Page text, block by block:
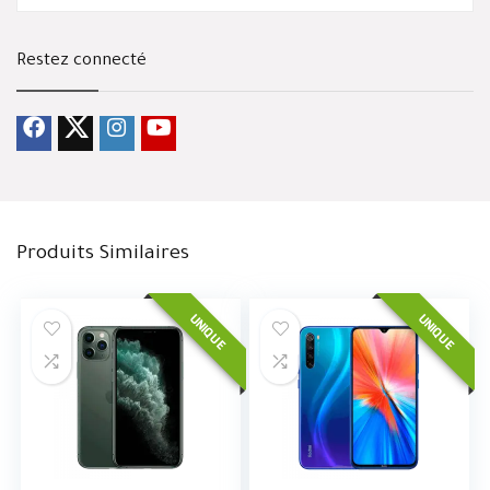
Restez connecté
Produits Similaires
UNIQUE UNIQUE